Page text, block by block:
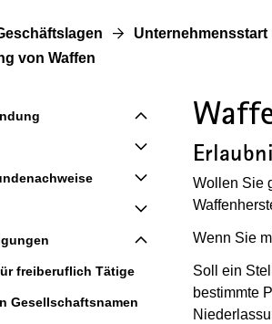
von Waffen
freiberuflich Tätige
Gesellschaftsnamen
Wollen Sie
Wenn Sie
Soll ein
bestimmte